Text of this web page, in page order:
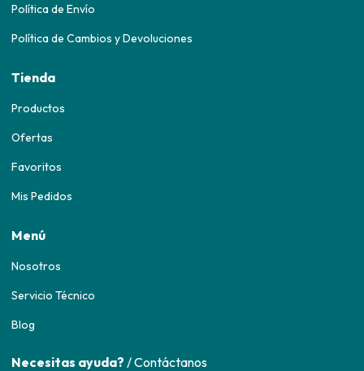
Política de Envío
Política de Cambios y Devoluciones
Tienda
Productos
Ofertas
Favoritos
Mis Pedidos
Menú
Nosotros
Servicio Técnico
Blog
Necesitas ayuda? / Contáctanos